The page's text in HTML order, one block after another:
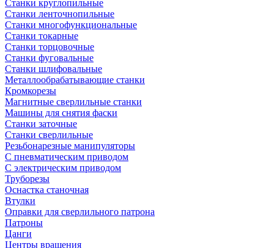
Станки круглопильные
Станки ленточнопильные
Станки многофункциональные
Станки токарные
Станки торцовочные
Станки фуговальные
Станки шлифовальные
Металлообрабатывающие станки
Кромкорезы
Магнитные сверлильные станки
Машины для снятия фаски
Станки заточные
Станки сверлильные
Резьбонарезные манипуляторы
С пневматическим приводом
С электрическим приводом
Труборезы
Оснастка станочная
Втулки
Оправки для сверлильного патрона
Патроны
Цанги
Центры вращения